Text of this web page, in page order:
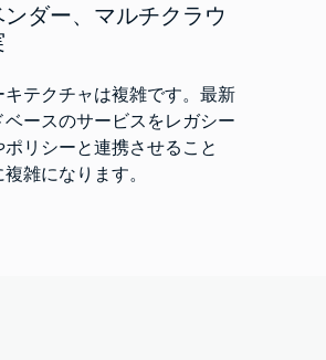
ダー、マルチクラウ
キテクチャは複雑です。最新
ースのサービスをレガシー
ポリシーと連携させること
雑になります。